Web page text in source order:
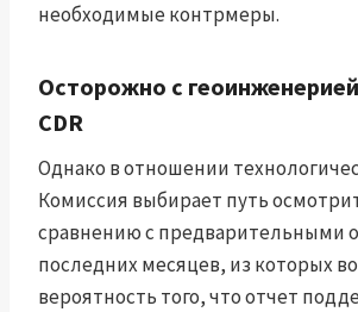
необходимые контрмеры.
Осторожно с
CDR
Однако в отношении
Комиссия выбирает путь
сравнению с предварительными
последних месяцев, из которых
вероятность того, что отчет